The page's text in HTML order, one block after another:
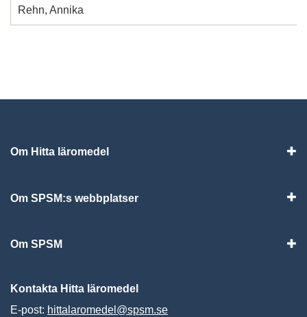
Rehn, Annika
Om Hitta läromedel
Om SPSM:s webbplatser
Om SPSM
Kontakta Hitta läromedel
E-post: hittalaromedel@spsm.se